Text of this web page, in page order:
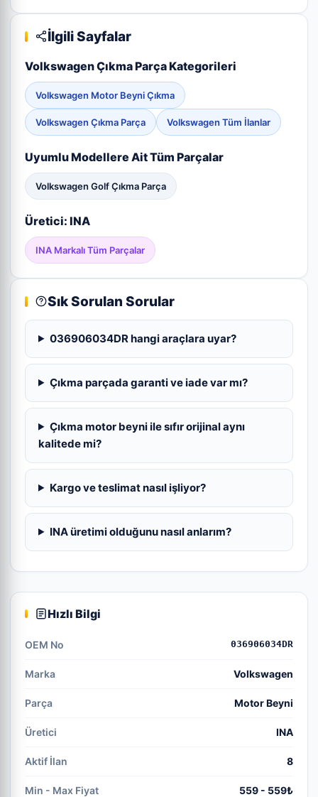
İlgili Sayfalar
Volkswagen Çıkma Parça Kategorileri
Volkswagen Motor Beyni Çıkma
Volkswagen Çıkma Parça Volkswagen Tüm İlanlar
Uyumlu Modellere Ait Tüm Parçalar
Volkswagen Golf Çıkma Parça
Üretici: INA
INA Markalı Tüm Parçalar
Sık Sorulan Sorular
036906034DR hangi araçlara uyar?
Çıkma parçada garanti ve iade var mı?
Çıkma motor beyni ile sıfır orijinal aynı
kalitede mi?
Kargo ve teslimat nasıl işliyor?
INA üretimi olduğunu nasıl anlarım?
Hızlı Bilgi
OEM No 036906034DR
Marka Volkswagen
Parça Motor Beyni
Üretici INA
Aktif İlan 8
Min - Max Fiyat 559 - 559₺